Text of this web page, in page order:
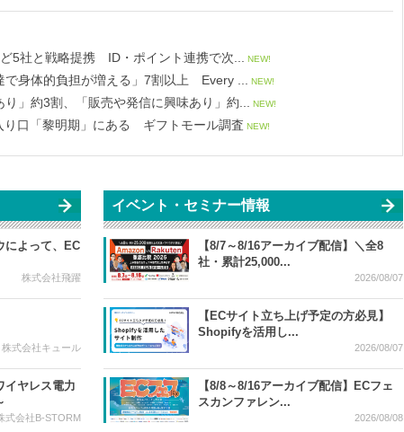
5社と戦略提携 ID・ポイント連携で次...
NEW!
身体的負担が増える」7割以上 Every ... NEW!
」約3割、「販売や発信に興味あり」約... NEW!
り口「黎明期」にある ギフトモール調査 NEW!
によって、EC
株式会社飛躍
株式会社キュール
イヤレス電力
式会社B-STORM
イベント・セミナー情報
【8/7～8/16アーカイブ配信】＼全8
社・累計25,000...
2026/08/07
【ECサイト立ち上げ予定の方必見】
Shopifyを活用し...
2026/08/07
【8/8～8/16アーカイブ配信】ECフェ
スカンファレン...
2026/08/08